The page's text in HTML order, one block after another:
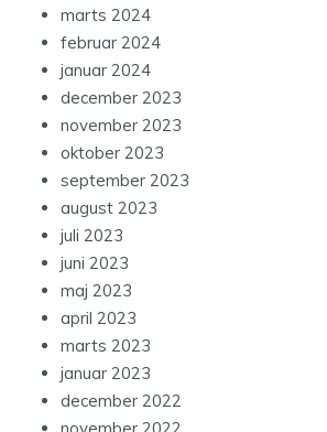
marts 2024
februar 2024
januar 2024
december 2023
november 2023
oktober 2023
september 2023
august 2023
juli 2023
juni 2023
maj 2023
april 2023
marts 2023
januar 2023
december 2022